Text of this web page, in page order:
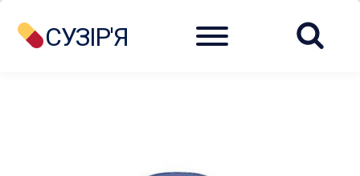
СУЗІР'Я Menu